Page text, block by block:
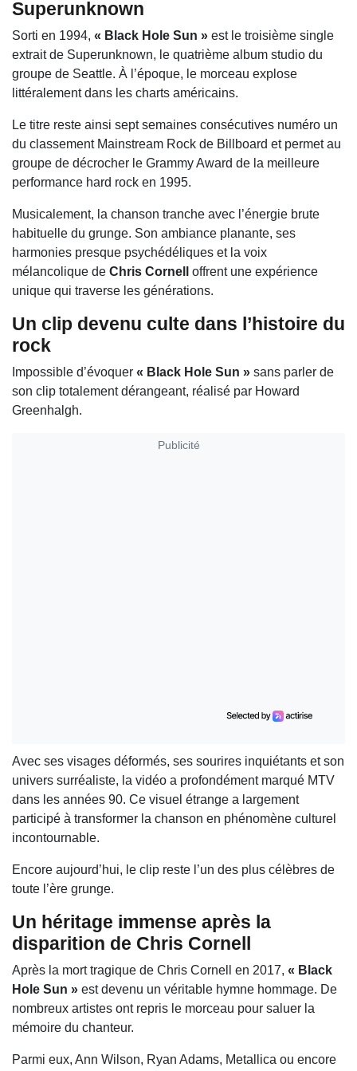
Superunknown
Sorti en 1994, « Black Hole Sun » est le troisième single
extrait de Superunknown, le quatrième album studio du
groupe de Seattle. À l’époque, le morceau explose
littéralement dans les charts américains.
Le titre reste ainsi sept semaines consécutives numéro un
du classement Mainstream Rock de Billboard et permet au
groupe de décrocher le Grammy Award de la meilleure
performance hard rock en 1995.
Musicalement, la chanson tranche avec l’énergie brute
habituelle du grunge. Son ambiance planante, ses
harmonies presque psychédéliques et la voix
mélancolique de Chris Cornell
offrent une expérience
unique qui traverse les générations.
Un clip devenu culte dans l’histoire du
rock
Impossible d’évoquer « Black Hole Sun » sans parler de
son clip totalement dérangeant, réalisé par Howard
Greenhalgh.
Publicité
Avec ses visages déformés, ses sourires inquiétants et son
univers surréaliste, la vidéo a profondément marqué MTV
dans les années 90. Ce visuel étrange a largement
participé à transformer la chanson en phénomène culturel
incontournable.
Encore aujourd’hui, le clip reste l’un des plus célèbres de
toute l’ère grunge.
Un héritage immense après la
disparition de Chris Cornell
Après la mort tragique de Chris Cornell en 2017, « Black
Hole Sun » est devenu un véritable hymne hommage. De
nombreux artistes ont repris le morceau pour saluer la
mémoire du chanteur.
Parmi eux, Ann Wilson, Ryan Adams, Metallica ou encore